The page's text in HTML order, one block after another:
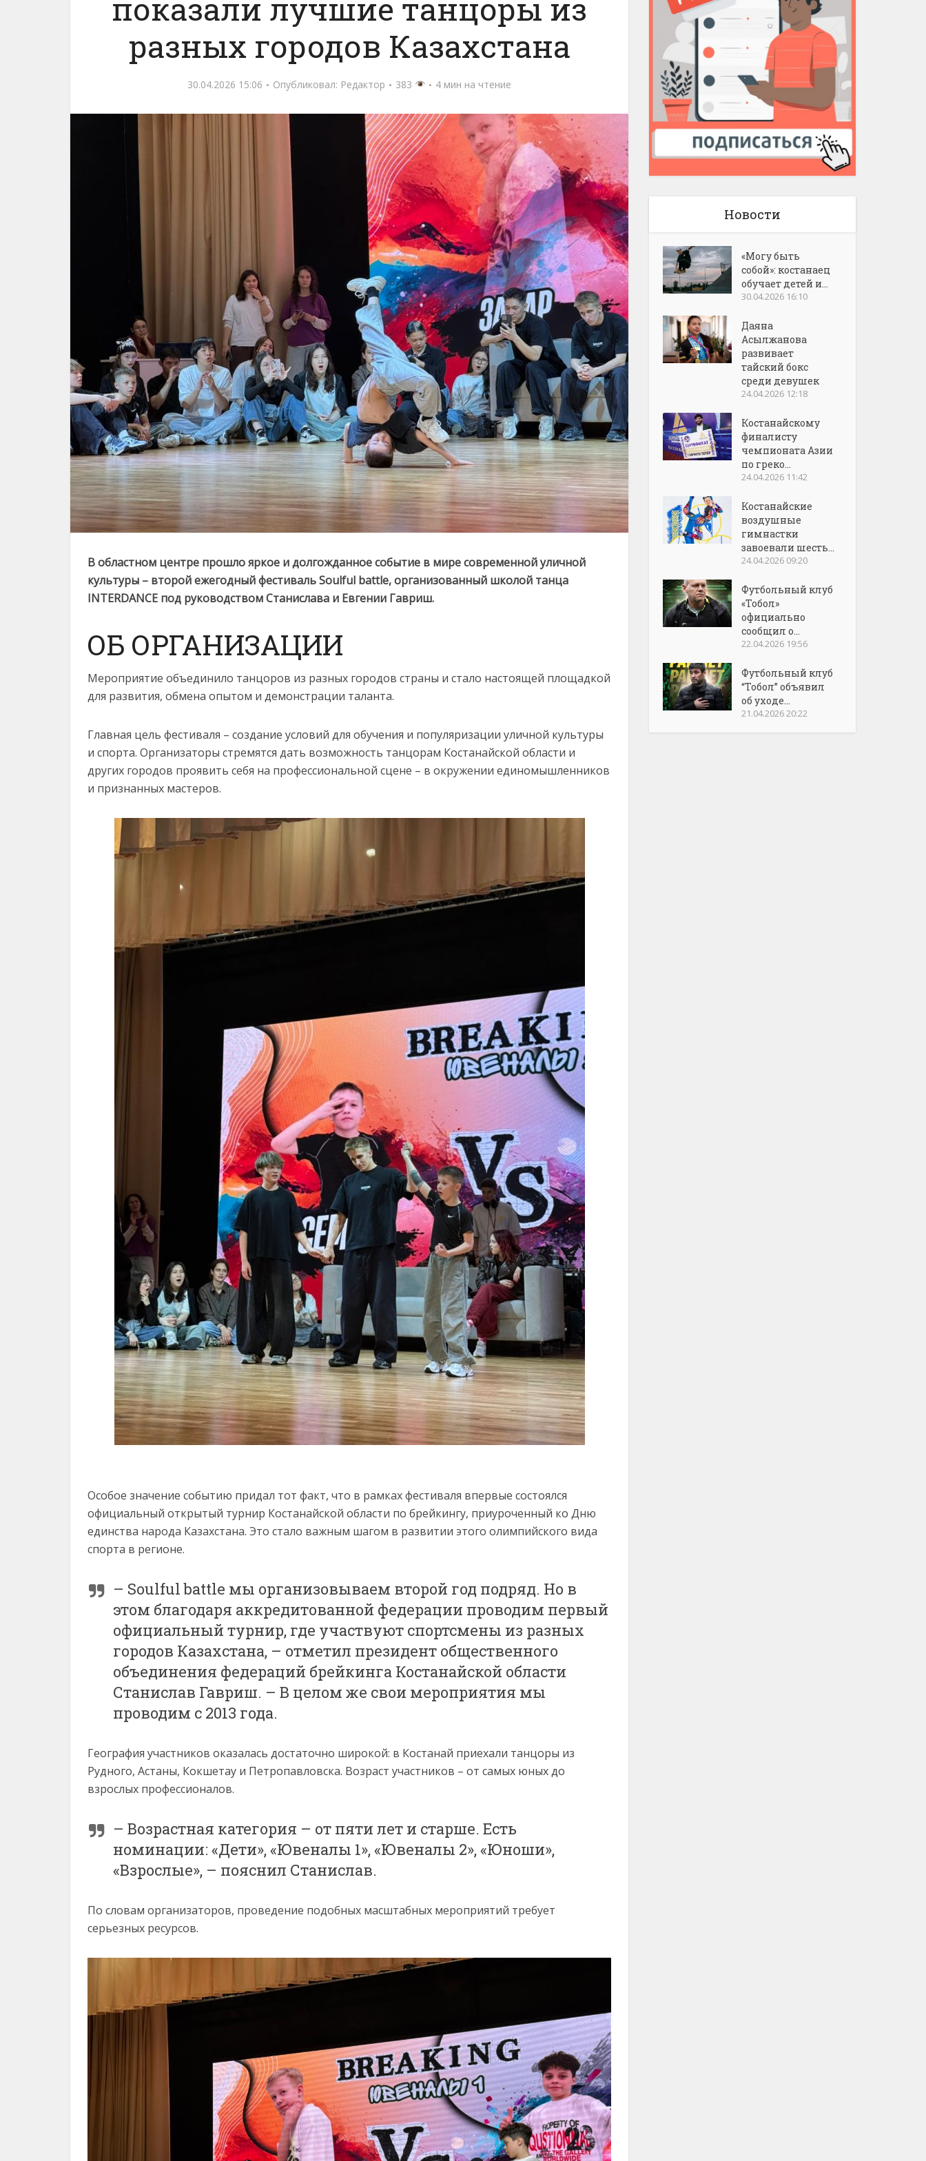
показали лучшие танцоры из
разных городов Казахстана
30.04.2026 15:06 Опубликовал: Редактор 383 4 мин на чтение
В областном центре прошло яркое и долгожданное событие в мире современной уличной
культуры – второй ежегодный фестиваль Soulful battle, организованный школой танца
INTERDANCE под руководством Станислава и Евгении Гавриш.
ОБ ОРГАНИЗАЦИИ
Мероприятие объединило танцоров из разных городов страны и стало настоящей площадкой
для развития, обмена опытом и демонстрации таланта.
Главная цель фестиваля – создание условий для обу­чения и популяризации уличной культуры
и спорта. Организаторы стремятся дать возможность танцорам Костанайской области и
других городов проявить себя на профессиональной сцене – в окружении единомышленников
и признанных мастеров.
Особое значение событию придал тот факт, что в рамках фестиваля впервые состоялся
официальный открытый турнир Костанайской области по брейкингу, приуроченный ко Дню
единства народа Казахстана. Это стало важным шагом в развитии этого олимпийского вида
спорта в регионе.
– Soulful battle мы организовываем второй год подряд. Но в
этом благодаря аккредитованной федерации проводим первый
официальный турнир, где участвуют спортсмены из разных
городов Казахстана, – отметил президент общественного
объединения федераций брейкинга Костанайской области
Станислав Гавриш. – В целом же свои мероприятия мы
проводим с 2013 года.
География участников оказалась достаточно широкой: в Костанай приехали танцоры из
Рудного, Астаны, Кокшетау и Петропавловска. Возраст участников – от самых юных до
взрослых профессионалов.
– Возрастная категория – от пяти лет и старше. Есть
номинации: «Дети», «Ювеналы 1», «Ювеналы 2», «Юноши»,
«Взрослые», – пояснил Станислав.
По словам организаторов, проведение подобных масштабных мероприятий требует
серьезных ресурсов.
Новости
«Могу быть
собой»: костанаец
обучает детей и...
30.04.2026 16:10
Даяна
Асылжанова
развивает
тайский бокс
среди девушек
24.04.2026 12:18
Костанайскому
финалисту
чемпионата Азии
по греко...
24.04.2026 11:42
Костанайские
воздушные
гимнастки
завоевали шесть...
24.04.2026 09:20
Футбольный клуб
«Тобол»
официально
сообщил о...
22.04.2026 19:56
Футбольный клуб
“Тобол” объявил
об уходе...
21.04.2026 20:22